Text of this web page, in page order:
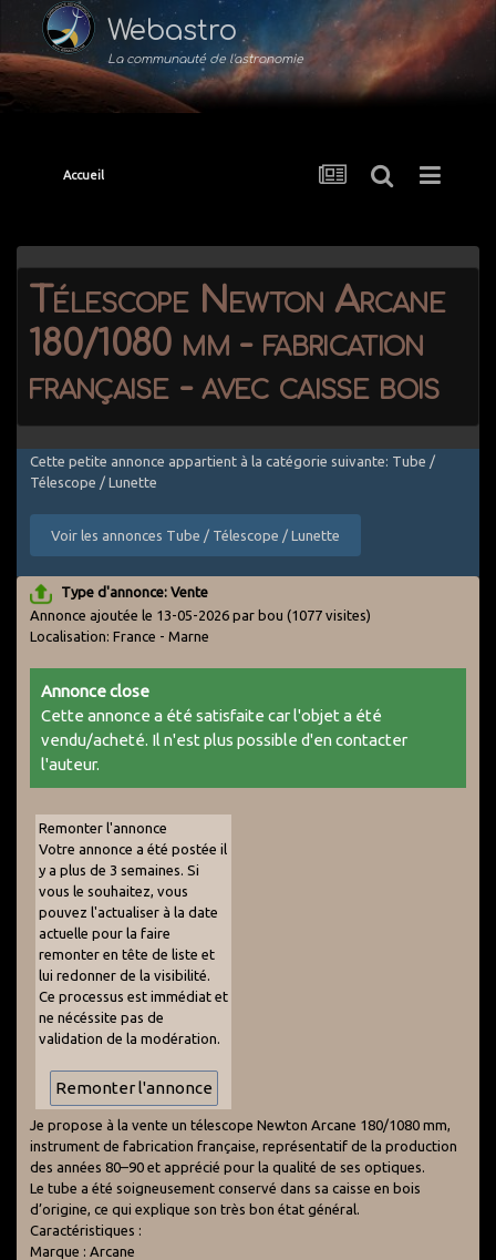
Webastro
La communauté de l'astronomie
Accueil
Télescope Newton Arcane
180/1080 mm - fabrication
française - avec caisse bois
Cette petite annonce appartient à la catégorie suivante: Tube /
Télescope / Lunette
Voir les annonces Tube / Télescope / Lunette
Type d'annonce: Vente
Annonce ajoutée le 13-05-2026 par bou (1077 visites)
Localisation: France - Marne
Annonce close
Cette annonce a été satisfaite car l'objet a été
vendu/acheté. Il n'est plus possible d'en contacter
l'auteur.
Remonter l'annonce
Votre annonce a été postée il
y a plus de 3 semaines. Si
vous le souhaitez, vous
pouvez l'actualiser à la date
actuelle pour la faire
remonter en tête de liste et
lui redonner de la visibilité.
Ce processus est immédiat et
ne nécéssite pas de
validation de la modération.
Je propose à la vente un télescope Newton Arcane 180/1080 mm,
instrument de fabrication française, représentatif de la production
des années 80–90 et apprécié pour la qualité de ses optiques.
Le tube a été soigneusement conservé dans sa caisse en bois
d’origine, ce qui explique son très bon état général.
Caractéristiques :
Marque : Arcane